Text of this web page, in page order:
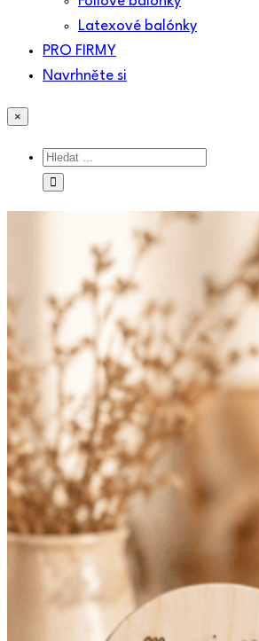
Latexové balónky
PRO FIRMY
Navrhněte si
×